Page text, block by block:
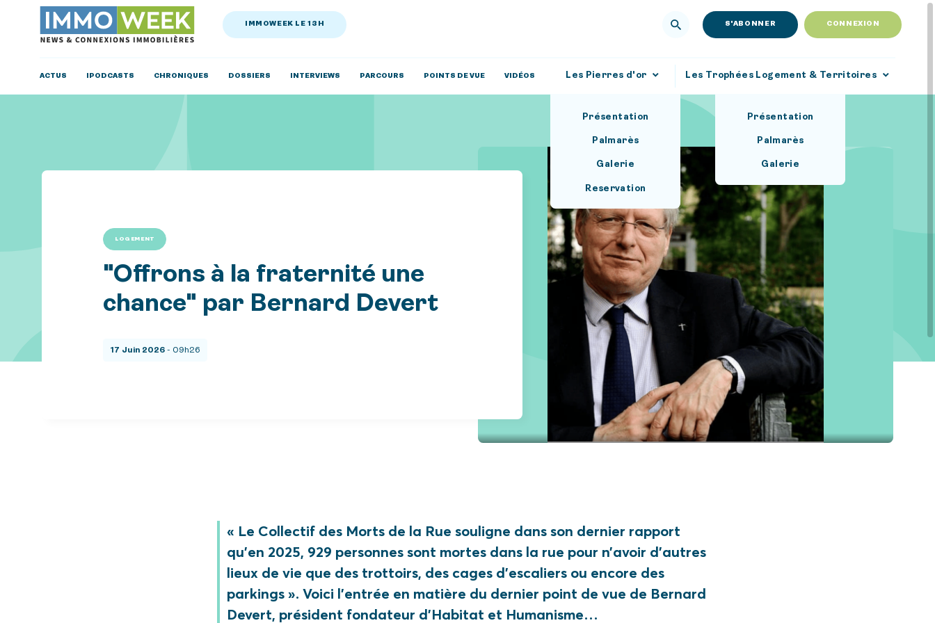
IMMOWEEK LE 13H S'ABONNER CONNEXION
ACTUS IPODCASTS CHRONIQUES DOSSIERS INTERVIEWS PARCOURS POINTS DE VUE VIDÉOS Les Pierres d'or
Présentation
Palmarès
Galerie
Reservation
Les Trophées Logement & Territoires
Présentation
Palmarès
Galerie
LOGEMENT
"Offrons à la fraternité une
chance" par Bernard Devert
17 Juin 2026 - 09h26
« Le Collectif des Morts de la Rue souligne dans son dernier rapport
qu’en 2025, 929 personnes sont mortes dans la rue pour n’avoir d’autres
lieux de vie que des trottoirs, des cages d’escaliers ou encore des
parkings ». Voici l’entrée en matière du dernier point de vue de Bernard
Devert, président fondateur d’Habitat et Humanisme…